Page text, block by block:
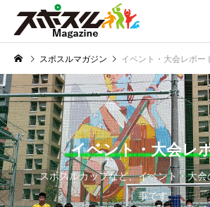
どこよりも熱くお届けするスポーツコンテンツ
スポスルマガジンTOP 全ての記事一覧
NEW POST スポスルマガジンの最新
トップ選手への道のり
「子
える
スポスルマガジン イベント・大会レポー
イベント・大会レ
スポスルカップなど、イベント・大
事です。